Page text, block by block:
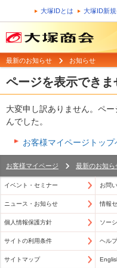
大塚IDとは 大塚ID新
最新のお知らせ お知らせ
ページを表示できま
大変申し訳ありません。ペ
んでした。
お客様マイページトップ
お客様マイページ 最新のお知ら
イベント・セミナー お問
ニュース・お知らせ 情報
個人情報保護方針 ソー
サイトの利用条件 ヘルプ
サイトマップ